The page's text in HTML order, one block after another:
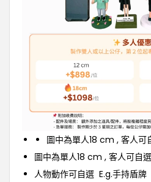
圖中為單人18 cm , 客人
圖中為單人18 cm , 客人可自
人物動作可自選 E.g.手持盾牌